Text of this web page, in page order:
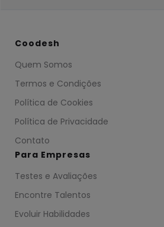
Coodesh
Quem Somos
Termos e Condições
Política de Cookies
Política de Privacidade
Contato
Para Empresas
Testes e Avaliações
Encontre Talentos
Evoluir Habilidades